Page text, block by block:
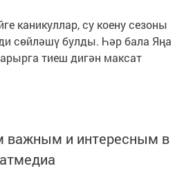
каникуллар, су коену сезоны
сөйләшү булды. Һәр бала Яңа
тиеш дигән максат
важным и интересным в